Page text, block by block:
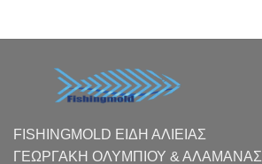
FISHINGMOLD ΕΙΔΗ ΑΛΙΕΙΑΣ
ΓΕΩΡΓΑΚΗ ΟΛΥΜΠΙΟΥ & ΑΛΑΜΑΝΑΣ